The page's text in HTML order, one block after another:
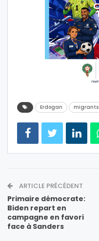
Erdogan migrants
ARTICLE PRÉCÉDENT
Primaire démocrate:
Biden repart en
campagne en favori
face à Sanders